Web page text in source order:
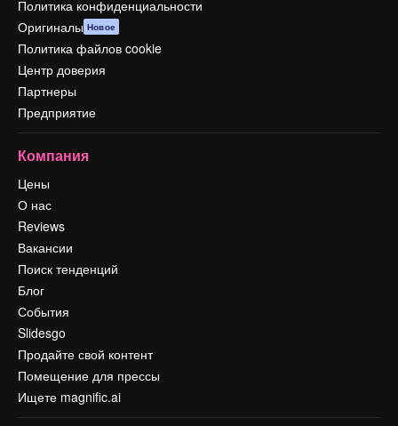
Политика конфиденциальности
Оригиналы Новое
Политика файлов cookie
Центр доверия
Партнеры
Предприятие
Компания
Цены
О нас
Reviews
Вакансии
Поиск тенденций
Блог
События
Slidesgo
Продайте свой контент
Помещение для прессы
Ищете magnific.ai